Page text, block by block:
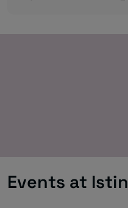
Events at